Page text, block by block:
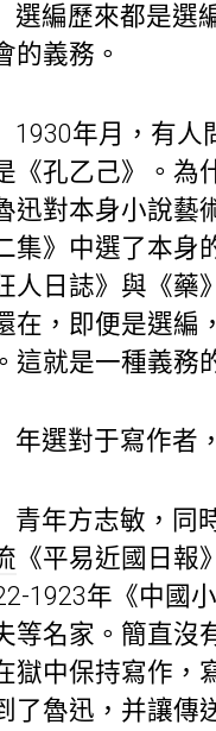
選編歷來都是選
的義務。
1930年月，有人
《孔乙己》。為
迅對本身小說藝
集》中選了本身
人日誌》與《
在，即便是選編
這就是一種義務
年選對于寫作者
青年方志敏，同
《平易近國日
1923年《中國
等名家。簡直沒
獄中保持寫作，
了魯迅，并讓傳